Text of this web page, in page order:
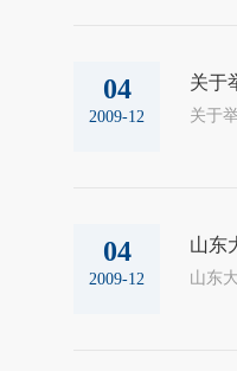
04
2009-12
关于
04
2009-12
山东